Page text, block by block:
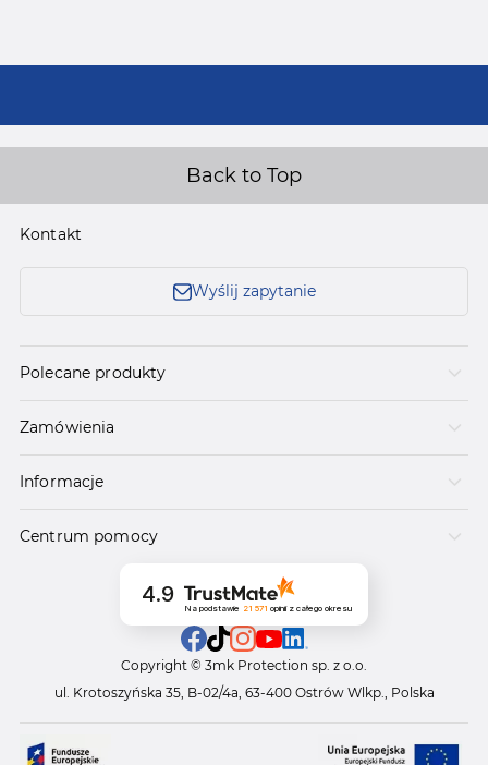
Back to Top
Kontakt
Wyślij zapytanie
Polecane produkty
Zamówienia
Informacje
Centrum pomocy
4.9
Na podstawie 21 571 opinii z całego okresu
Copyright © 3mk Protection sp. z o.o.
ul. Krotoszyńska 35, B-02/4a, 63-400 Ostrów Wlkp., Polska